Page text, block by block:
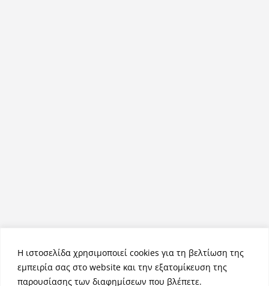
Η ιστοσελίδα χρησιμοποιεί cookies για τη βελτίωση της
εμπειρία σας στο website και την εξατομίκευση της
παρουσίασης των διαφημίσεων που βλέπετε.